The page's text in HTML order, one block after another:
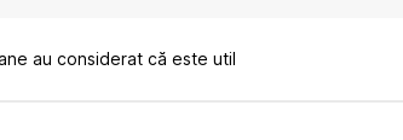
au considerat că este util